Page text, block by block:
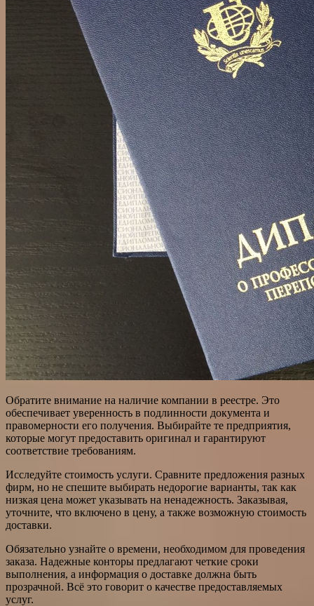
Обратите внимание на наличие компании в реестре. Это
обеспечивает уверенность в подлинности документа и
правомерности его получения. Выбирайте те предприятия,
которые могут предоставить оригинал и гарантируют
соответствие требованиям.
Исследуйте стоимость услуги. Сравните предложения разных
фирм, но не спешите выбирать недорогие варианты, так как
низкая цена может указывать на ненадежность. Заказывая,
уточните, что включено в цену, а также возможную стоимость
доставки.
Обязательно узнайте о времени, необходимом для проведения
заказа. Надежные конторы предлагают четкие сроки
выполнения, а информация о доставке должна быть
прозрачной. Всё это говорит о качестве предоставляемых
услуг.